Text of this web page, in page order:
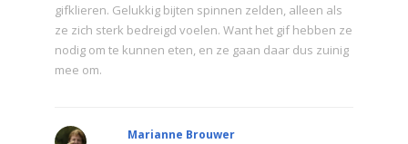
gifklieren. Gelukkig bijten spinnen zelden, alleen als
ze zich sterk bedreigd voelen. Want het gif hebben ze
nodig om te kunnen eten, en ze gaan daar dus zuinig
mee om.
Marianne Brouwer